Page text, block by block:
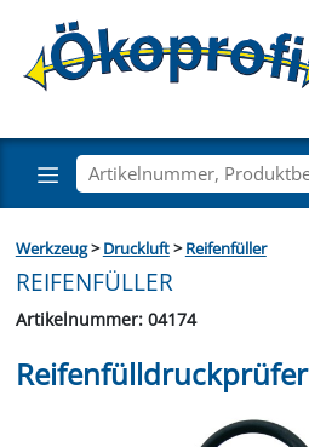
Werkzeug>Druckluft>Reifenfüller
REIFENFÜLLER
Artikelnummer: 04174
Reifenfülldruckprüfer